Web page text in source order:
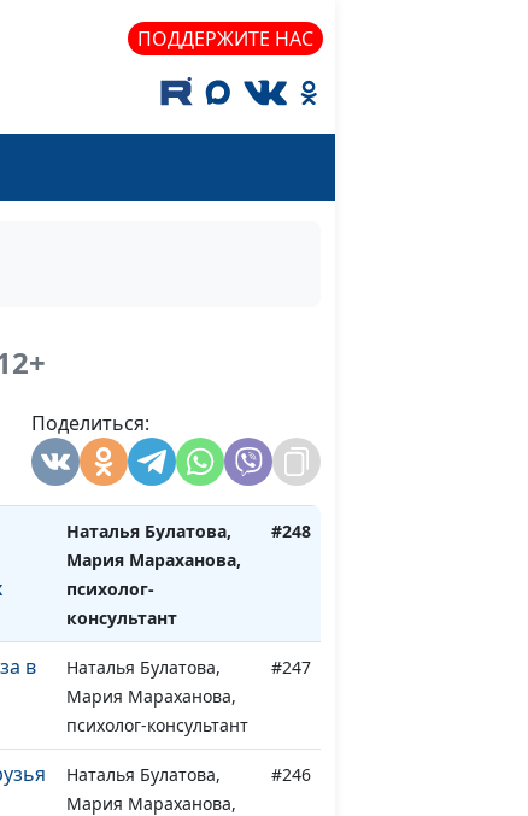
ПОДДЕРЖИТЕ НАС
Поделиться:
Анастасия Чипчар,
психолог
Юлия Синицына,
Анастасия Чипчар,
#252
Наталья Булатова,
#251
Наталья Булатова,
Мария Мараханова,
психолог-консультант
Наталья Булатова,
Мария Мараханова,
психолог-
консультант
#248
в
Наталья Булатова,
Мария Мараханова,
психолог-консультант
#247
Наталья Булатова,
Мария Мараханова,
#246